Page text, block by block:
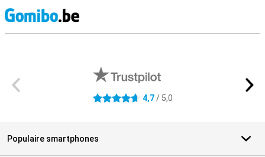
4.7 sterren 4,7/ 5,0
Populaire smartphones